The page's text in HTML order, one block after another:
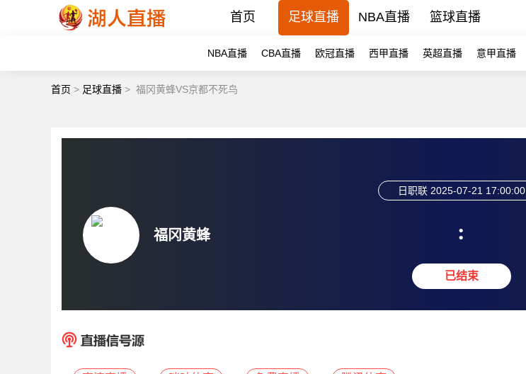
首页 足球直播 NBA直播 篮球直播
NBA直播 CBA直播 欧冠直播 西甲直播 英超直播 意甲直播
首页 > 足球直播 > 福冈黄蜂VS京都不死鸟
福冈黄蜂
日职联 2025-07-21 17:00:00
:
已结束